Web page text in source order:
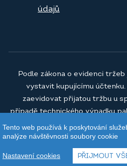
údajů
© 2026Vaše
Podle zákona o evidenci
vystavit kupujícímu
zaevidovat přijatou tržbu u
případě technického výpadku
Tento web používá k poskytování
analýze návštěvnosti soubory cookie
Nastavení cookies PŘIJMOUT